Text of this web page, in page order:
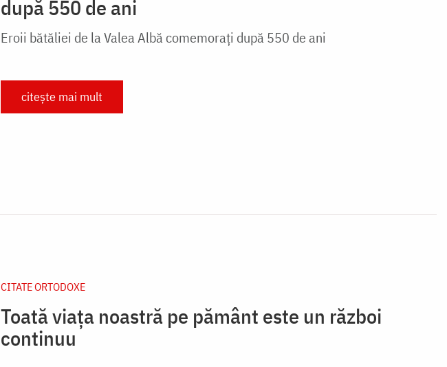
după 550 de ani
Eroii bătăliei de la Valea Albă comemorați după 550 de ani
citește mai mult
CITATE ORTODOXE
Toată viața noastră pe pământ este un război
continuu